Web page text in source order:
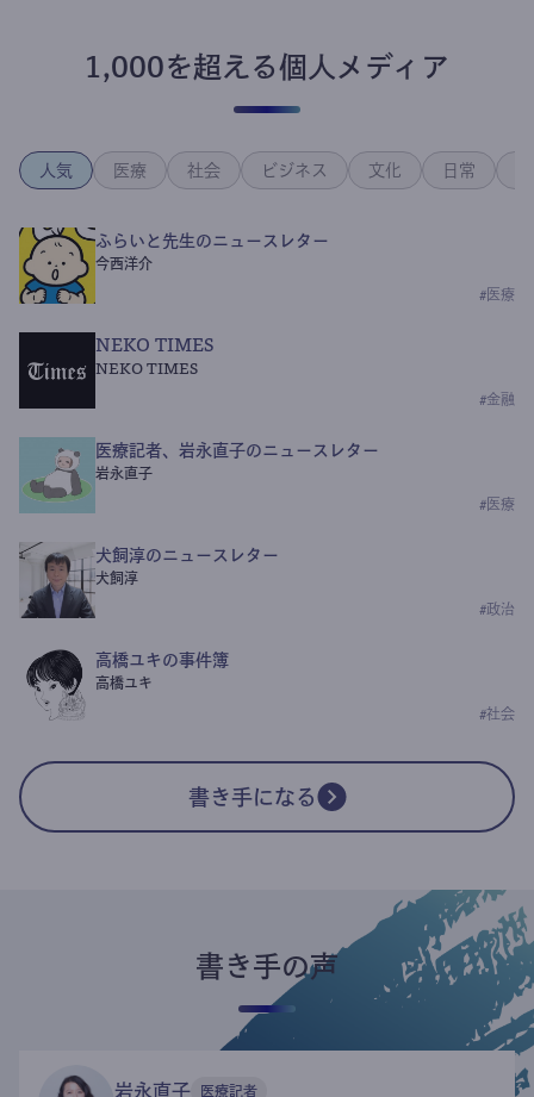
1,000を超える個人メディア
人気 医療 社会 ビジネス 文化 日常
ふらいと先生のニュースレター
今西洋介
# 医療
NEKO TIMES
NEKO TIMES
#金融
医療記者、岩永直子のニュースレター
岩永直子
# 医療
犬飼淳のニュースレター
犬飼淳
#政治
高橋ユキの事件簿
高橋ユキ
#社会
書き手になる
書き手の声
岩永直子 医療記者